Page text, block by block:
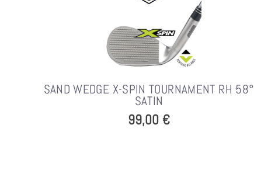
SAND WEDGE X-SPIN TOURNAMENT RH 58°
SATIN
99,00 €